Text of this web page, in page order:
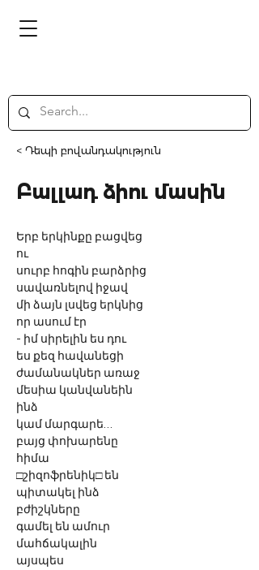
< Դեպի բովանդակություն
Բալլադ ձիու մասին
Երբ երկինքը բացվեց
ու
սուրբ հոգին բարձրից
սավառնելով իջավ
մի ձայն լսվեց երկնից
որ ասում էր
- իմ սիրելին ես դու
ես քեզ հավանեցի
ժամանակներ առաջ
մեսիա կանվանեին
ինձ
կամ մարգարե…
բայց փոխարենը
հիմա
□շիզոֆրենիկ□ են
պիտակել ինձ
բժիշկները
գամել են ամուր
մահճակալին
այսպես